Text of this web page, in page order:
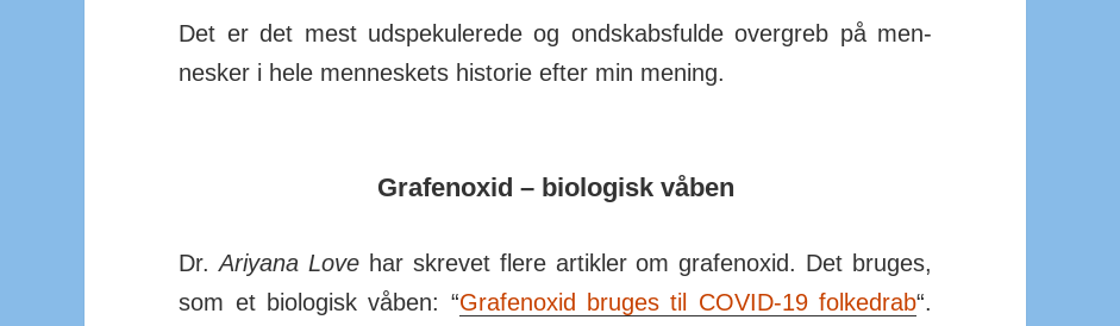
Det er det mest ud­spe­ku­lerede og ond­skabs­fulde over­greb på men­
nesker i hele men­neskets hi­storie efter min mening.
Grafenoxid – biologisk våben
Dr.Ariyana Love har skrevet flere ar­tikler om gra­fen­oxid. Det bruges,
som et bio­lo­gisk våben: “Gra­fen­oxid bruges til COVID-19 folke­drab“.